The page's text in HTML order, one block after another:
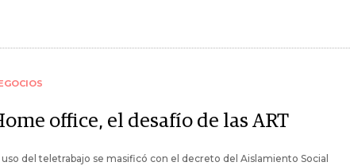
office, el desafío de las ART
uso del teletrabajo se masificó con el decreto del Aislamiento Social